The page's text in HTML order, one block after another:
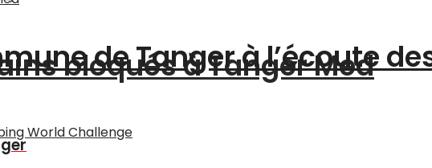
bloqués à Tanger Med
de Tanger à l’écoute